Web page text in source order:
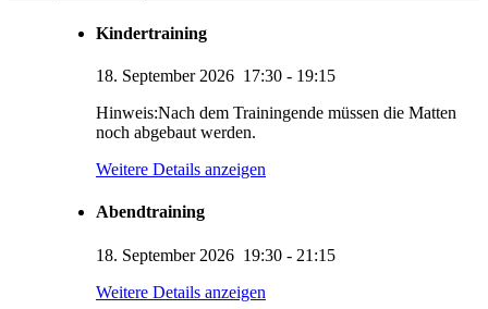
Kindertraining
18. September 2026 17:30 - 19:15
Hinweis:Nach dem Trainingende müssen die Matten
noch abgebaut werden.
Weitere Details anzeigen
Abendtraining
18. September 2026 19:30 - 21:15
Weitere Details anzeigen